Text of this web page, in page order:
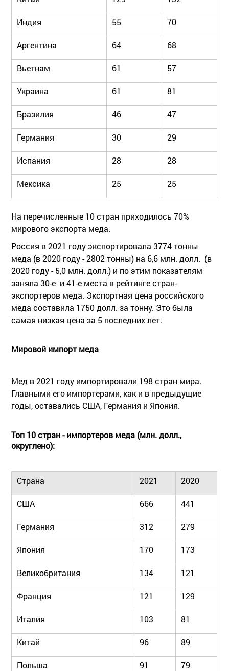
Индия 55 70
Аргентина 64 68
Вьетнам 61 57
Украина 61 81
Бразилия 46 47
Германия 30 29
Испания 28 28
Мексика 25 25
На перечисленные 10 стран приходилось 70%
мирового экспорта меда.
Россия в 2021 году экспортировала 3774 тонны
меда (в 2020 году - 2802 тонны) на 6,6 млн. долл. (в
2020 году - 5,0 млн. долл.) и по этим показателям
заняла 30-е и 41-е места в рейтинге стран-
экспортеров меда. Экспортная цена российского
меда составила 1750 долл. за тонну. Это была
самая низкая цена за 5 последних лет.
Мировой импорт меда
Мед в 2021 году импортировали 198 стран мира.
Главными его импортерами, как и в предыдущие
годы, оставались США, Германия и Япония.
Топ 10 стран - импортеров меда (млн. долл.,
округлено):
Страна 2021 2020
США 666 441
Германия 312 279
Япония 170 173
Великобритания 134 121
Франция 121 129
Италия 103 81
Китай 96 89
Польша 91 79